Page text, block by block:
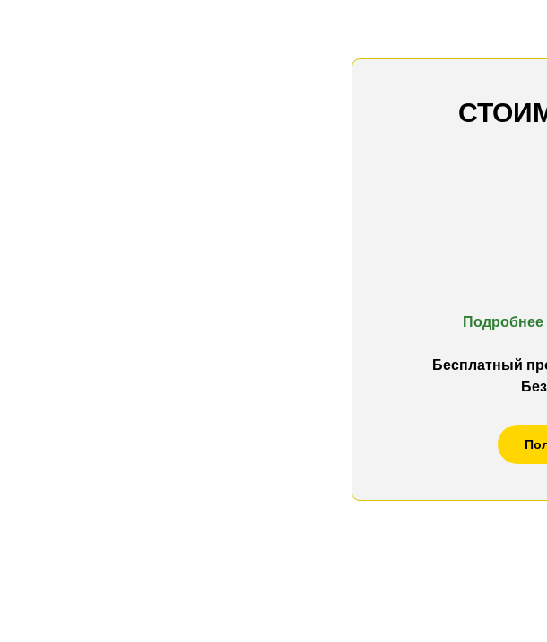
Подробнее
Бесплатный